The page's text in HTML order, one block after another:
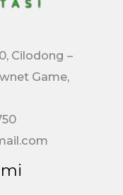
Cilodong –
Game,